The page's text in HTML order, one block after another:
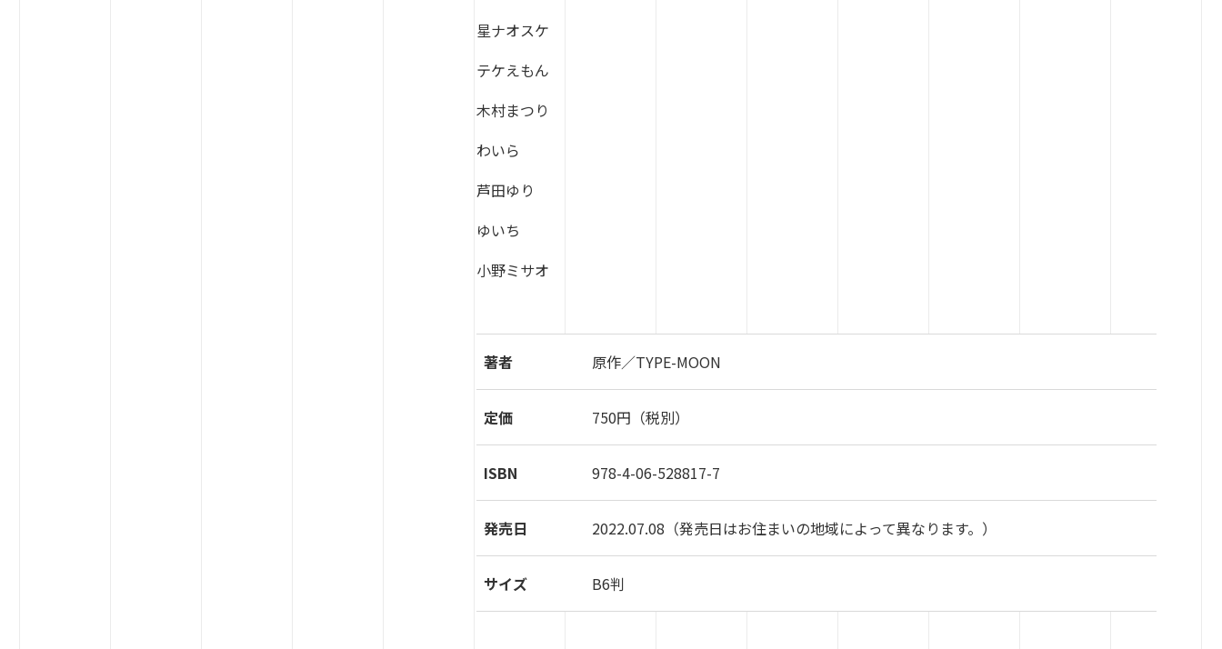
星ナオスケ
テケえもん
木村まつり
わいら
芦田ゆり
ゆいち
小野ミサオ
著者 原作／TYPE-MOON
定価 750円（税別）
ISBN 978-4-06-528817-7
発売日 2022.07.08 （発売日はお住まいの地域によって異なります。）
サイズ B6判